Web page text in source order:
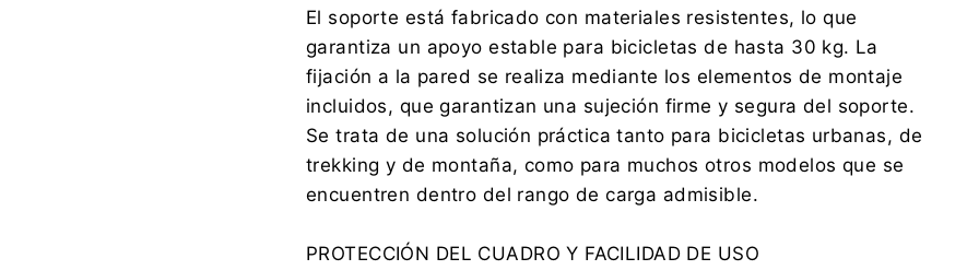
El soporte está fabricado con materiales resistentes, lo que
garantiza un apoyo estable para bicicletas de hasta 30 kg. La
fijación a la pared se realiza mediante los elementos de montaje
incluidos, que garantizan una sujeción firme y segura del soporte.
Se trata de una solución práctica tanto para bicicletas urbanas, de
trekking y de montaña, como para muchos otros modelos que se
encuentren dentro del rango de carga admisible.
PROTECCIÓN DEL CUADRO Y FACILIDAD DE USO